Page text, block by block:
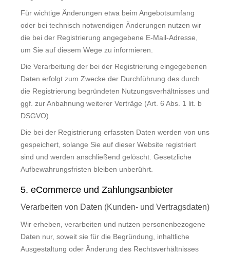
Für wichtige Änderungen etwa beim Angebotsumfang
oder bei technisch notwendigen Änderungen nutzen wir
die bei der Registrierung angegebene E-Mail-Adresse,
um Sie auf diesem Wege zu informieren.
Die Verarbeitung der bei der Registrierung eingegebenen
Daten erfolgt zum Zwecke der Durchführung des durch
die Registrierung begründeten Nutzungsverhältnisses und
ggf. zur Anbahnung weiterer Verträge (Art. 6 Abs. 1 lit. b
DSGVO).
Die bei der Registrierung erfassten Daten werden von uns
gespeichert, solange Sie auf dieser Website registriert
sind und werden anschließend gelöscht. Gesetzliche
Aufbewahrungsfristen bleiben unberührt.
5. eCommerce und Zahlungsanbieter
Verarbeiten von Daten (Kunden- und Vertragsdaten)
Wir erheben, verarbeiten und nutzen personenbezogene
Daten nur, soweit sie für die Begründung, inhaltliche
Ausgestaltung oder Änderung des Rechtsverhältnisses